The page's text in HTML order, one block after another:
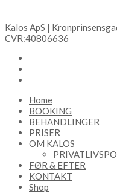
Kalos ApS |
CVR:40806636
Home
BOOKING
BEHANDLINGER
PRISER
OM KALOS
FØR & EFTER
KONTAKT
Shop